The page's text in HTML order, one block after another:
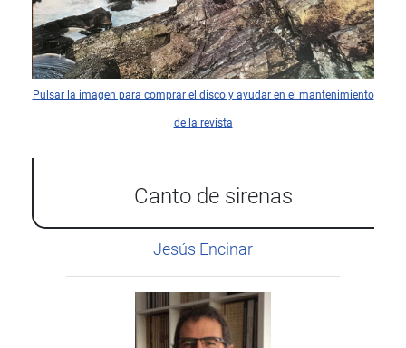
Canto de sirenas
Jesús Encinar
Pulsar la imagen para comprar el disco y ayudar en el mantenimiento
de la revista